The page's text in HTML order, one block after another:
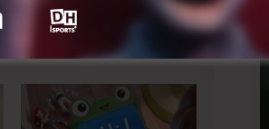
« Discordia »